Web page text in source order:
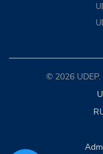
© 2026 UDEP.